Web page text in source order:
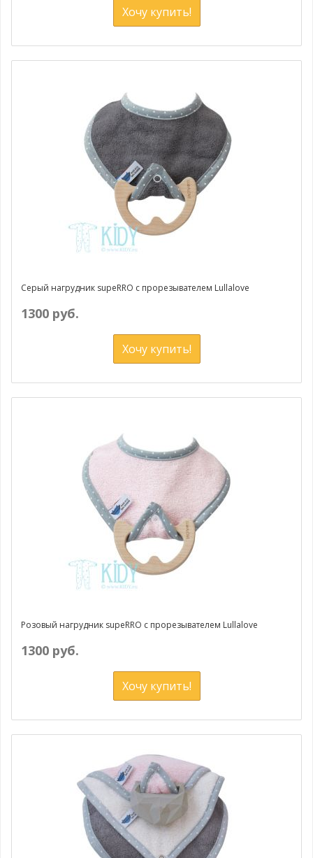
Хочу купить!
Серый нагрудник supeRRO с прорезывателем Lullalove
1300 руб.
Хочу купить!
Розовый нагрудник supeRRO с прорезывателем Lullalove
1300 руб.
Хочу купить!